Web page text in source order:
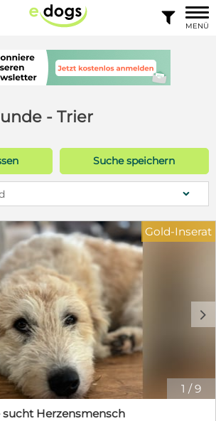

MENÜ
- Trier
Suche speichern
1 /9
d
Gold-Inserat
sucht Herzensmensch